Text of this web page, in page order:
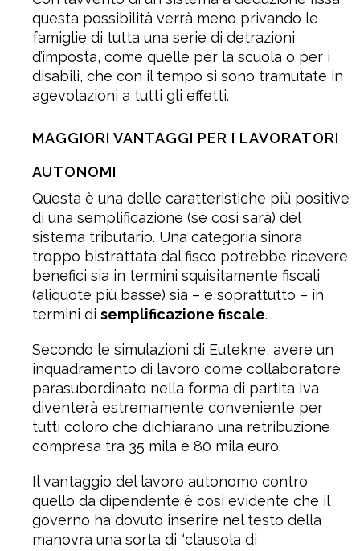
questa possibilità verrà meno privando le
famiglie di tutta una serie di detrazioni
d’imposta, come quelle per la scuola o per i
disabili, che con il tempo si sono tramutate in
agevolazioni a tutti gli effetti.
MAGGIORI VANTAGGI PER I LAVORATORI
AUTONOMI
Questa è una delle caratteristiche più positive
di una semplificazione (se così sarà) del
sistema tributario. Una categoria sinora
troppo bistrattata dal fisco potrebbe ricevere
benefici sia in termini squisitamente fiscali
(aliquote più basse) sia – e soprattutto – in
termini di semplificazione fiscale.
Secondo le simulazioni di Eutekne, avere un
inquadramento di lavoro come collaboratore
parasubordinato nella forma di partita Iva
diventerà estremamente conveniente per
tutti coloro che dichiarano una retribuzione
compresa tra 35 mila e 80 mila euro.
Il vantaggio del lavoro autonomo contro
quello da dipendente è così evidente che il
governo ha dovuto inserire nel testo della
manovra una sorta di “clausola di